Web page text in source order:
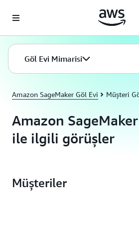
Amazon SageMaker Göl Evi Müşteri
Amazon
ile ilgili görüşler
Müşteriler
Göl Evi Mimarisi